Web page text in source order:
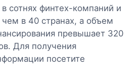
сотнях финтех-компаний и
в 40 странах, а объем
превышает 320
Для получения
посетите